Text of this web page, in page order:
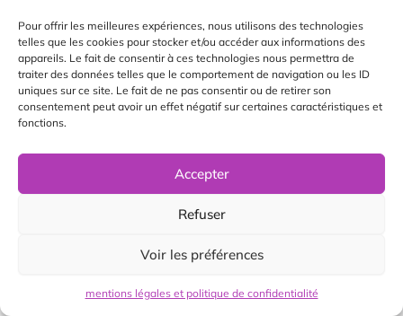
Pour offrir les meilleures expériences, nous utilisons des technologies
telles que les cookies pour stocker et/ou accéder aux informations des
appareils. Le fait de consentir à ces technologies nous permettra de
traiter des données telles que le comportement de navigation ou les ID
uniques sur ce site. Le fait de ne pas consentir ou de retirer son
consentement peut avoir un effet négatif sur certaines caractéristiques et
fonctions.
Accepter
Refuser
Voir les préférences
mentions légales et politique de confidentialité
procédures administratives et judiciaires ;
si le site web est impliquée dans une opération de
fusion, acquisition, cession d’actifs ou procédure de
redressement judiciaire, elle pourra être amenée à céder
ou partager tout ou partie de ses actifs, y compris les
données à caractère personnel. Dans ce cas, les
caractère personnel ne soient transférées à une tierce
Sécurité et confidentialité
techniques, logicielles et physiques en matière de sécurité du
numérique pour protéger les données personnelles contre les
signaler qu’internet n’est pas un environnement complètement